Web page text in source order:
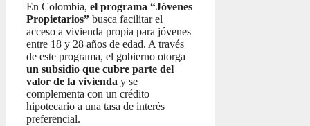
En Colombia, el programa “Jóvenes
Propietarios” busca facilitar el
acceso a vivienda propia para jóvenes
entre 18 y 28 años de edad. A través
de este programa, el gobierno otorga
un subsidio que cubre parte del
valor de la vivienda y se
complementa con un crédito
hipotecario a una tasa de interés
preferencial.